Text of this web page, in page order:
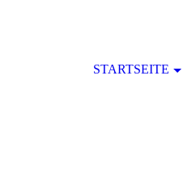
STARTSEITE